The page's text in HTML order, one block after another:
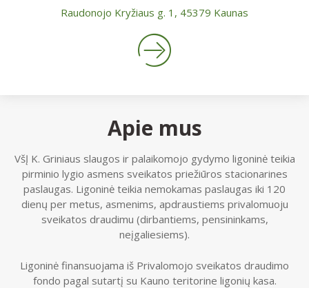
Raudonojo Kryžiaus g. 1, 45379 Kaunas
Apie mus
VšĮ K. Griniaus slaugos ir palaikomojo gydymo ligoninė teikia
pirminio lygio asmens sveikatos priežiūros stacionarines
paslaugas. Ligoninė teikia nemokamas paslaugas iki 120
dienų per metus, asmenims, apdraustiems privalomuoju
sveikatos draudimu (dirbantiems, pensininkams,
neįgaliesiems).
Ligoninė finansuojama iš Privalomojo sveikatos draudimo
fondo pagal sutartį su Kauno teritorine ligonių kasa.